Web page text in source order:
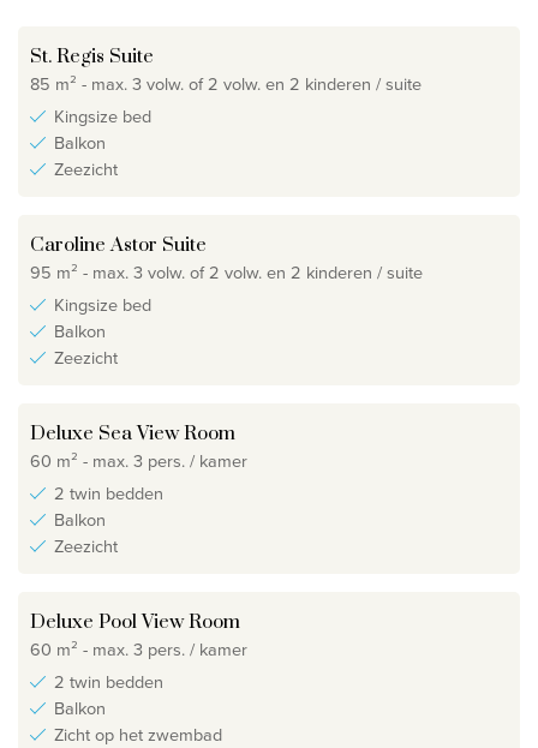
St. Regis Suite
85 m² - max. 3 volw. of 2 volw. en 2 kinderen / suite
Kingsize bed
Balkon
Zeezicht
Caroline Astor Suite
95 m² - max. 3 volw. of 2 volw. en 2 kinderen / suite
Kingsize bed
Balkon
Zeezicht
Deluxe Sea View Room
60 m² - max. 3 pers. / kamer
2 twin bedden
Balkon
Zeezicht
Deluxe Pool View Room
60 m² - max. 3 pers. / kamer
2 twin bedden
Balkon
Zicht op het zwembad